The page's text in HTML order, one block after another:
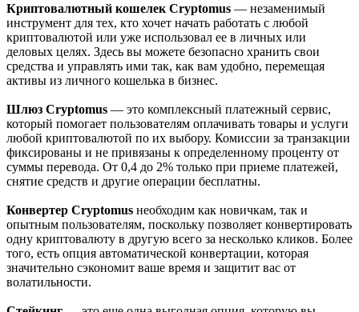
Криптовалютный кошелек Cryptomus — незаменимый
инструмент для тех, кто хочет начать работать с любой
криптовалютой или уже использовал ее в личных или
деловых целях. Здесь вы можете безопасно хранить свои
средства и управлять ими так, как вам удобно, перемещая
активы из личного кошелька в бизнес.
Шлюз Cryptomus — это комплексный платежный сервис,
который помогает пользователям оплачивать товары и услуги
любой криптовалютой по их выбору. Комиссии за транзакции
фиксированы и не привязаны к определенному проценту от
суммы перевода. От 0,4 до 2% только при приеме платежей,
снятие средств и другие операции бесплатны.
Конвертер Cryptomus необходим как новичкам, так и
опытным пользователям, поскольку позволяет конвертировать
одну криптовалюту в другую всего за несколько кликов. Более
того, есть опция автоматической конвертации, которая
значительно сэкономит ваше время и защитит вас от
волатильности.